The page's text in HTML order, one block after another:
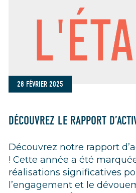
28 FÉVRIER 2025
DÉCOUVREZ LE RAPPORT
Découvrez notre rapport
! Cette année a été
réalisations significatives
l’engagement et le